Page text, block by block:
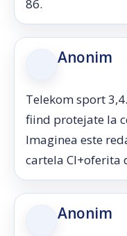
86.
Anonim
Telekom sport
fiind protejate la
Imaginea este
cartela CI+oferita
Anonim